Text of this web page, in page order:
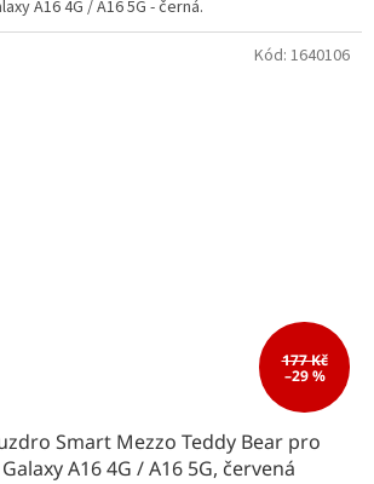
A16 4G / A16 5G - černá.
177 Kč
–29 %
Smart Mezzo Teddy Bear pro
A16 4G / A16 5G, červená
Kód: 1640106